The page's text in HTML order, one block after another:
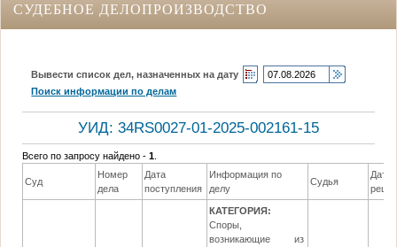
СУДЕБНОЕ ДЕЛОПРОИЗВОДСТВО
Вывести список дел, назначенных на дату
Поиск информации по делам
УИД: 34RS0027-01-2025-002161-15
Всего по запросу найдено -1
Суд
Номер
дела
Дата
поступления
Информация по
делу
Судья
Дата
КАТЕГОРИЯ:
Споры,
возникающие из